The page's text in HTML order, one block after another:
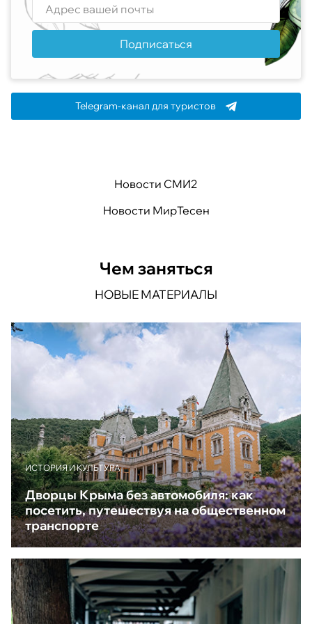
Подписаться
Telegram-канал для туристов
Новости СМИ2
Новости МирТесен
Чем заняться
НОВЫЕ МАТЕРИАЛЫ
ИСТОРИЯ И КУЛЬТУРА
Дворцы Крыма без автомобиля: как
посетить, путешествуя на общественном
транспорте